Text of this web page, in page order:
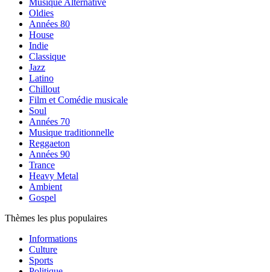
Musique Alternative
Oldies
Années 80
House
Indie
Classique
Jazz
Latino
Chillout
Film et Comédie musicale
Soul
Années 70
Musique traditionnelle
Reggaeton
Années 90
Trance
Heavy Metal
Ambient
Gospel
Thèmes les plus populaires
Informations
Culture
Sports